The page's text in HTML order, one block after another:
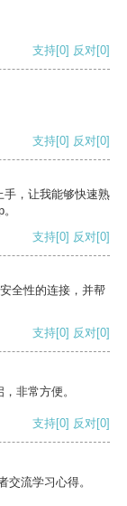
支持[0] 反对[0]
支持[0] 反对[0]
手，让我能够快速熟
支持[0] 反对[0]
全性的连接，并帮
支持[0] 反对[0]
非常方便。
支持[0] 反对[0]
交流学习心得。